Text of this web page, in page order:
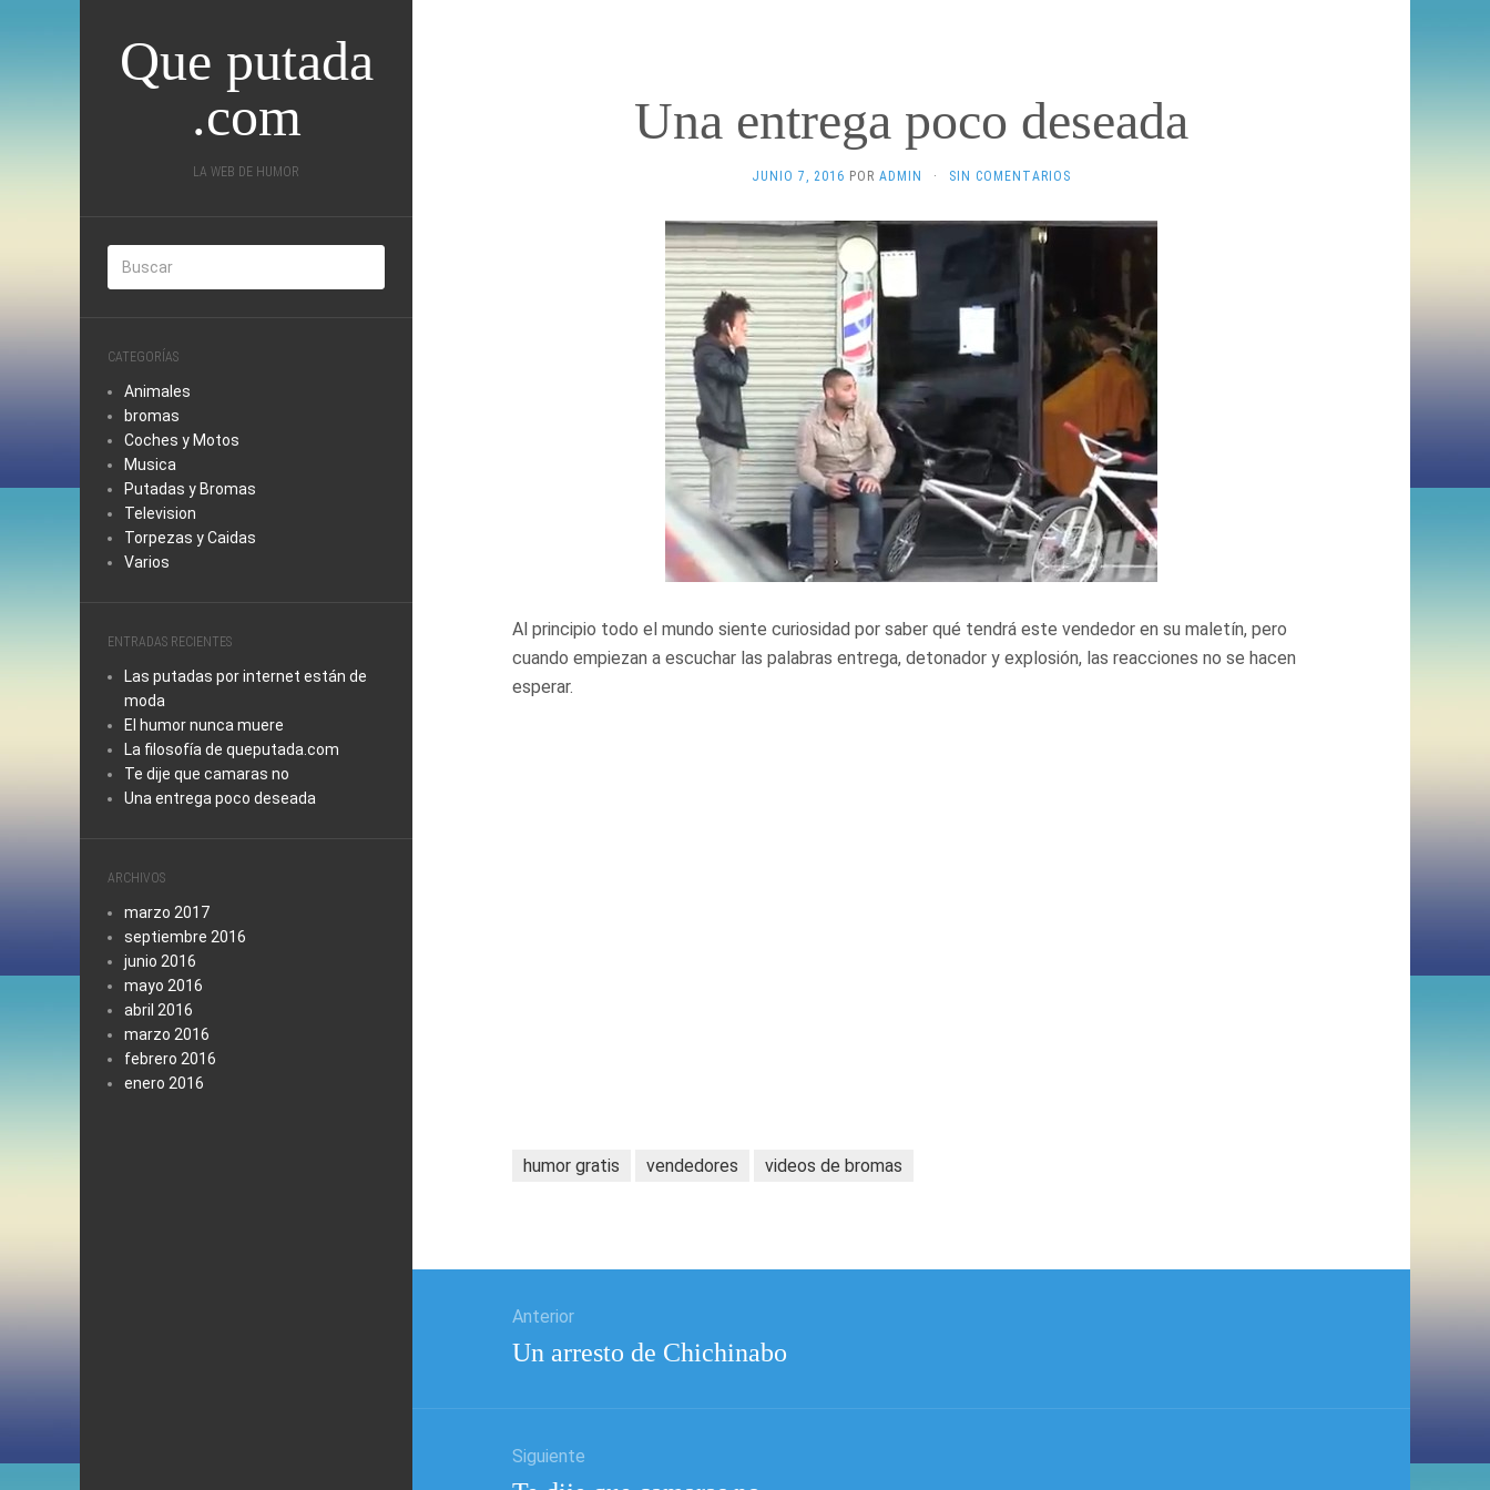
Que putada
.com
LA WEB DE HUMOR
CATEGORÍAS
Animales
bromas
Coches y Motos
Musica
Putadas y Bromas
Television
Torpezas y Caidas
Varios
ENTRADAS RECIENTES
Las putadas por internet están de
moda
El humor nunca muere
La filosofía de queputada.com
Te dije que camaras no
Una entrega poco deseada
ARCHIVOS
marzo 2017
septiembre 2016
junio 2016
mayo 2016
abril 2016
marzo 2016
febrero 2016
enero 2016
Una entrega poco deseada
JUNIO 7, 2016 POR ADMIN · SIN COMENTARIOS
Al principio todo el mundo siente curiosidad por saber qué tendrá este vendedor en su maletín, pero
cuando empiezan a escuchar las palabras entrega, detonador y explosión, las reacciones no se hacen
esperar.
humor gratis vendedores videos de bromas
entradas
Anterior
Entrada
Un arresto de Chichinabo
Siguiente
Entrada